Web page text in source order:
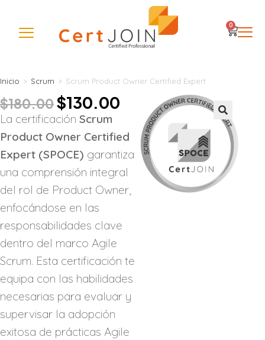
0
Inicio > Scrum > Scrum Product Owner Certified Expert
🔍
$180.00$130.00
La certificación Scrum
Product Owner Certified
Expert (SPOCE) garantiza
una comprensión integral
del rol de Product Owner,
enfocándose en las
responsabilidades clave
dentro del marco Agile
Scrum. Esta certificación te
equipa con las habilidades
necesarias para evaluar y
supervisar la adopción
exitosa de prácticas Agile